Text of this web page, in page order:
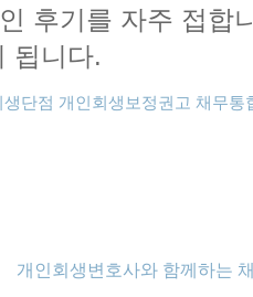
후기를 자주 접합
됩니다.
생단점 개인회생보정권고 채무통
개인회생변호사와 함께하는